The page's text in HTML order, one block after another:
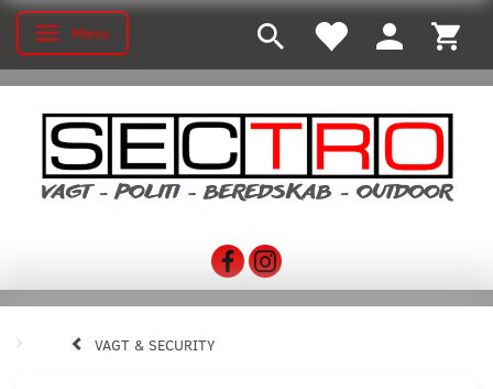
Toggle navigation
Menu
VAGT & SECURITY